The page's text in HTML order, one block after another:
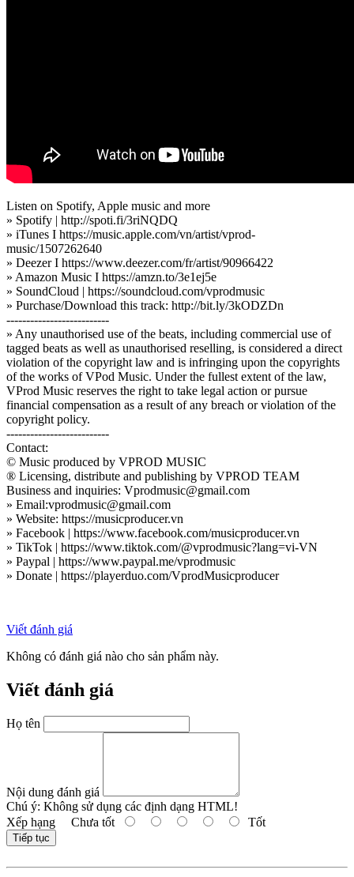
Listen on Spotify, Apple music and more
» Spotify | http://spoti.fi/3riNQDQ​
» iTunes I https://music.apple.com/vn/artist/vprod-
music/1507262640
» Deezer I https://www.deezer.com/fr/artist/90966422
» Amazon Music I https://amzn.to/3e1ej5e​
» SoundCloud | https://soundcloud.com/vprodmusic​
» Purchase/Download this track: http://bit.ly/3kODZDn
--------------------------
» Any unauthorised use of the beats, including commercial use of
tagged beats as well as unauthorised reselling, is considered a direct
violation of the copyright law and is infringing upon the copyrights
of the works of VPod Music. Under the fullest extent of the law,
VProd Music reserves the right to take legal action or pursue
financial compensation as a result of any breach or violation of the
copyright policy.
--------------------------
Contact:
© Music produced by VPROD MUSIC
® Licensing, distribute and publishing by VPROD TEAM
Business and inquiries: Vprodmusic@gmail.com
» Email:vprodmusic@gmail.com
» Website: https://musicproducer.vn
» Facebook | https://www.facebook.com/musicproducer.vn
» TikTok | https://www.tiktok.com/@vprodmusic?lang=vi-VN
» Paypal | https://www.paypal.me/vprodmusic
» Donate | https://playerduo.com/VprodMusicproducer
Viết đánh giá
Không có đánh giá nào cho sản phẩm này.
Viết đánh giá
Họ tên
Nội dung đánh giá
Chú ý: Không sử dụng các định dạng HTML!
Xếp hạng Chưa tốt Tốt
Tiếp tục